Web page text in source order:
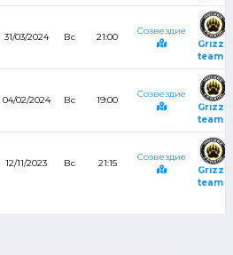
31/03/2024 Вс 21:00
Созвездие
Grizzly
team
04/02/2024 Вс 19:00
Созвездие
Grizzly
team
12/11/2023 Вс 21:15
Созвездие
Grizzly
team